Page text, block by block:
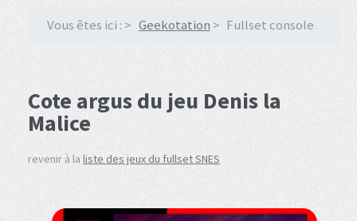
Vous êtes ici : Geekotation Fullset console
Cote argus du jeu Denis la
Malice
revenir à la liste des jeux du fullset SNES